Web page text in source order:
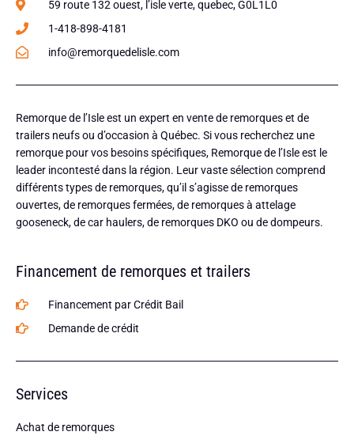
59 route 132 ouest, l’isle verte, quebec, G0L1L0
1-418-898-4181
info@remorquedelisle.com
Remorque de l’Isle est un expert en vente de remorques et de
trailers neufs ou d’occasion à Québec. Si vous recherchez une
remorque pour vos besoins spécifiques, Remorque de l’Isle est le
leader incontesté dans la région. Leur vaste sélection comprend
différents types de remorques, qu’il s’agisse de remorques
ouvertes, de remorques fermées, de remorques à attelage
gooseneck, de car haulers, de remorques DKO ou de dompeurs.
Financement de remorques et trailers
Financement par Crédit Bail
Demande de crédit
Services
Achat de remorques